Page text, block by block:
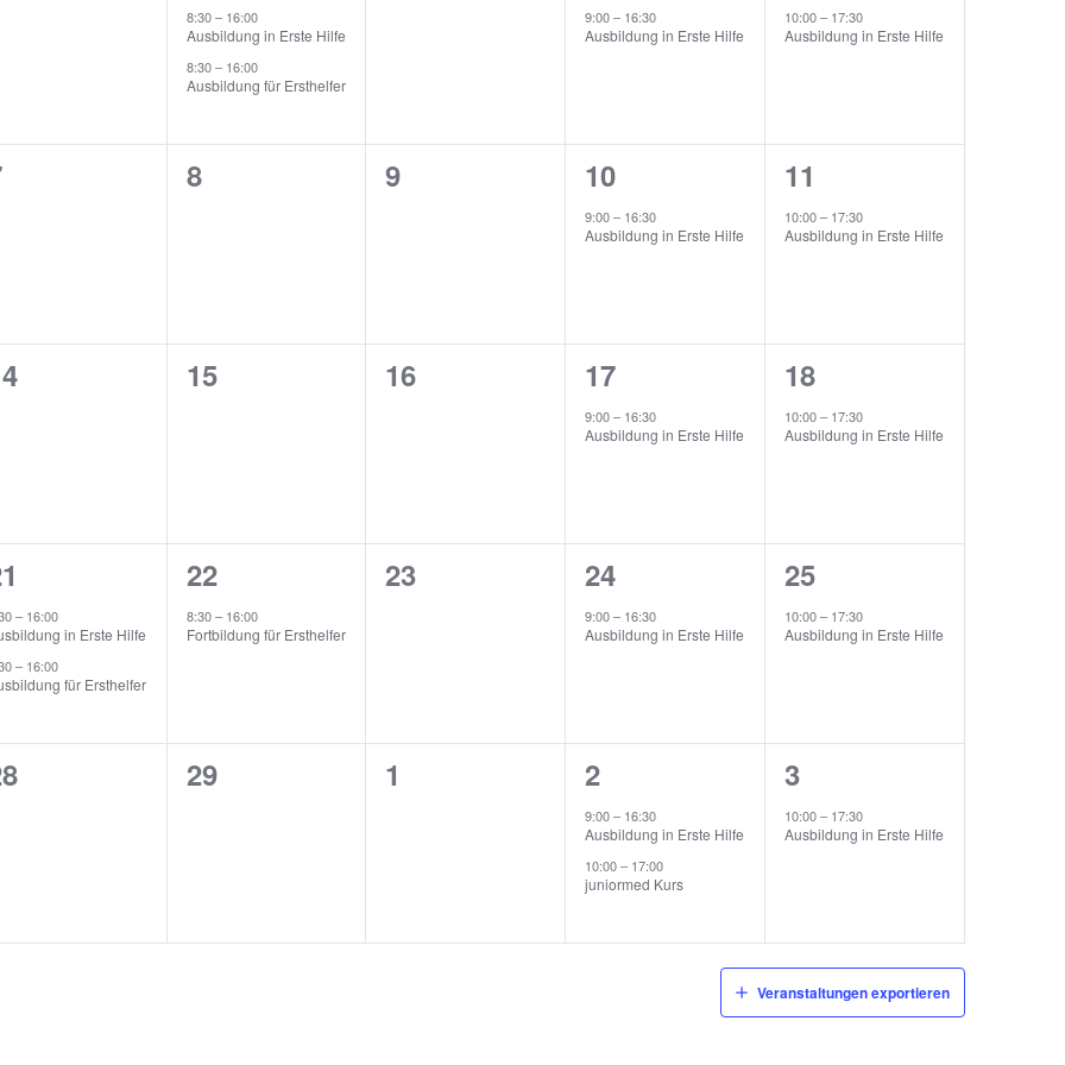
Veranstaltungen,Veranstaltungen,
8:30– 16:00
Ausbildung in Erste Hilfe
8:30– 16:00
Ausbildung für Ersthelfer
Veranstaltungen,Veranstaltung,
9:00– 16:30
Ausbildung in Erste Hilfe
Veranstaltung,
10:00– 17:30
Ausbildung in Erste Hilfe
0
8
0
Veranstaltungen,
9
1
Veranstaltung,
10
9:00– 16:30
Ausbildung in Erste Hilfe
1
Veranstaltung,
11
10:00– 17:30
Ausbildung in Erste Hilfe
0
15
0
Veranstaltungen,
16
1
Veranstaltung,
17
9:00– 16:30
Ausbildung in Erste Hilfe
1
Veranstaltung,
18
10:00– 17:30
Ausbildung in Erste Hilfe
– 16:00
in Erste Hilfe
– 16:00
für Ersthelfer
1
Veranstaltung,
22
8:30– 16:00
Fortbildung für Ersthelfer
0
Veranstaltungen,
23
1
Veranstaltung,
24
9:00– 16:30
Ausbildung in Erste Hilfe
1
Veranstaltung,
25
10:00– 17:30
Ausbildung in Erste Hilfe
0
29
0
Veranstaltungen,
1
2
Veranstaltungen,
2
9:00– 16:30
Ausbildung in Erste Hilfe
10:00– 17:00
juniormed Kurs
1
Veranstaltung,
3
10:00– 17:30
Ausbildung in Erste Hilfe
Veranstaltungen exportieren